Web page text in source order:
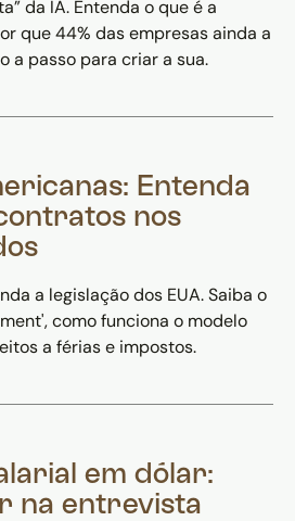
da IA. Entenda o que é a
que 44% das empresas ainda a
a passo para criar a sua.
Entenda
nos
a legislação dos EUA. Saiba o
como funciona o modelo
a férias e impostos.
em dólar:
na entrevista